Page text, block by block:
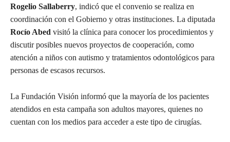
Rogelio Sallaberry, indicó que el convenio se realiza en
coordinación con el Gobierno y otras instituciones. La diputada
Rocío Abed visitó la clínica para conocer los procedimientos y
discutir posibles nuevos proyectos de cooperación, como
atención a niños con autismo y tratamientos odontológicos para
personas de escasos recursos.
La Fundación Visión informó que la mayoría de los pacientes
atendidos en esta campaña son adultos mayores, quienes no
cuentan con los medios para acceder a este tipo de cirugías.